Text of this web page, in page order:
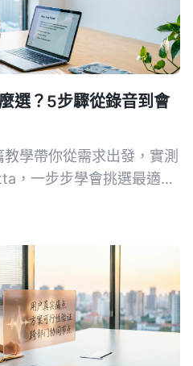
選？5步驟從錄音到會
學帶你從需求出發，實測
，一步步學會挑選最適合